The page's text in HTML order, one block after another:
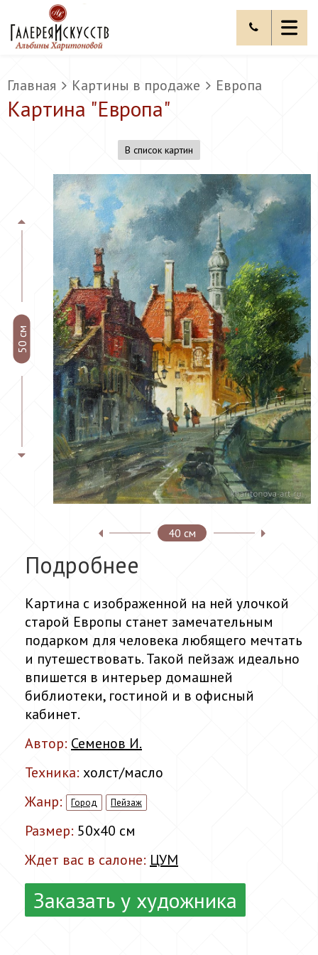
Главная Картины в продаже Европа
Картина "Европа"
В список картин
40 см
50 см
Подробнее
Картина с изображенной на ней улочкой
старой Европы станет замечательным
подарком для человека любящего мечтать
и путешествовать. Такой пейзаж идеально
впишется в интерьер домашней
библиотеки, гостиной и в офисный
кабинет.
Автор: Семенов И.
Техника: холст/масло
Жанр:
Город Пейзаж
Размер: 50x40 см
Ждет вас в салоне: ЦУМ
Заказать у художника